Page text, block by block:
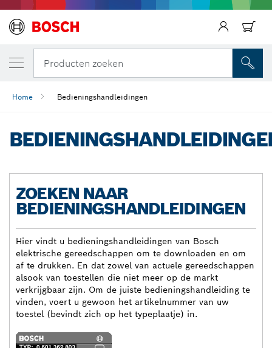
Producten zoeken
Home Bedieningshandleidingen
ZOEKEN NAAR
BEDIENINGSHANDLEIDINGEN
Hier vindt u bedieningshandleidingen van Bosch
elektrische gereedschappen om te downloaden en om
af te drukken. En dat zowel van actuele gereedschappen
alsook van toestellen die niet meer op de markt
verkrijgbaar zijn. Om de juiste bedieningshandleiding te
vinden, voert u gewoon het artikelnummer van uw
toestel (bevindt zich op het typeplaatje) in.